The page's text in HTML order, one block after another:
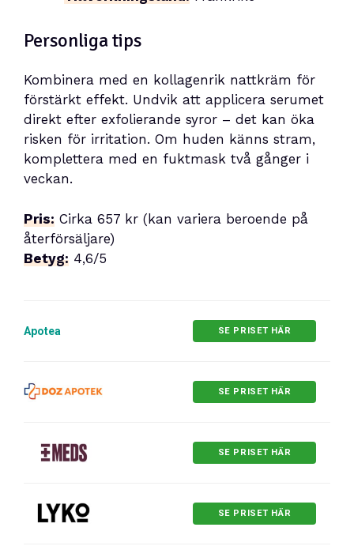
Personliga tips
Kombinera med en kollagenrik nattkräm för
förstärkt effekt. Undvik att applicera serumet
direkt efter exfolierande syror – det kan öka
risken för irritation. Om huden känns stram,
komplettera med en fuktmask två gånger i
veckan.
Pris: Cirka 657 kr (kan variera beroende på
återförsäljare)
Betyg: 4,6/5
Apotea SE PRISET HÄR
SE PRISET HÄR
SE PRISET HÄR
SE PRISET HÄR